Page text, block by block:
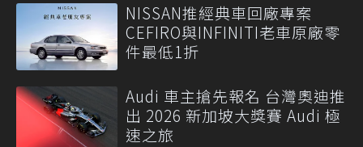
NISSAN推經典車回廠專案
CEFIRO與INFINITI老車原廠零
件最低1折
Audi 車主搶先報名 台灣奧迪推
出 2026 新加坡大獎賽 Audi 極
速之旅